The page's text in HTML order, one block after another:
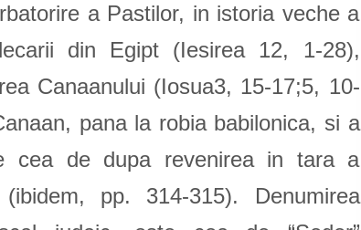
a Pastilor, in istoria veche a
din Egipt (Iesirea 12, 1-28),
Canaanului (Iosua3, 15-17;5, 10-
pana la robia babilonica, si a
cea de dupa revenirea in tara a
pp. 314-315). Denumirea